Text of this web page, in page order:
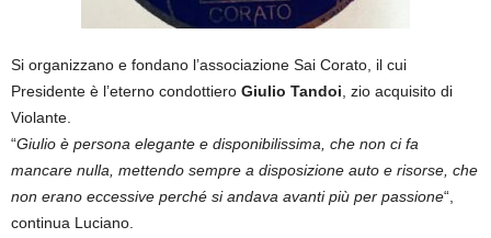
Si organizzano e fondano l’associazione Sai Corato, il cui
Presidente è l’eterno condottiero Giulio Tandoi , zio acquisito di
Violante.
“Giulio è persona elegante e disponibilissima, che non ci fa
mancare nulla, mettendo sempre a disposizione auto e risorse, che
non erano eccessive perché si andava avanti più per passione“,
continua Luciano.